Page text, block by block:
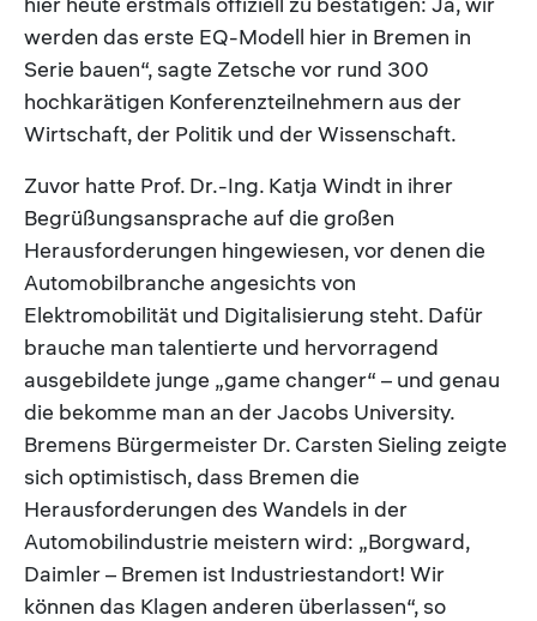
werden das erste EQ-Modell hier in Bremen in
Serie bauen“, sagte Zetsche vor rund 300
hochkarätigen Konferenzteilnehmern aus der
Wirtschaft, der Politik und der Wissenschaft.
Zuvor hatte Prof. Dr.-Ing. Katja Windt in ihrer
Begrüßungsansprache auf die großen
Herausforderungen hingewiesen, vor denen die
Automobilbranche angesichts von
Elektromobilität und Digitalisierung steht. Dafür
brauche man talentierte und hervorragend
ausgebildete junge „game changer“ – und genau
die bekomme man an der Jacobs University.
Bremens Bürgermeister Dr. Carsten Sieling zeigte
sich optimistisch, dass Bremen die
Herausforderungen des Wandels in der
Automobilindustrie meistern wird: „Borgward,
Daimler – Bremen ist Industriestandort! Wir
können das Klagen anderen überlassen“, so